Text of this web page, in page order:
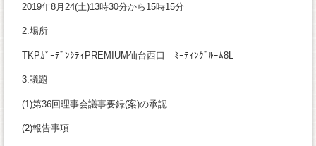
2019年8月24(土)13時30分から15時15分
2.場所
TKPｶﾞｰﾃﾞﾝｼﾃｨPREMIUM仙台西口 ﾐｰﾃｨﾝｸﾞﾙｰﾑ8L
3.議題
(1)第36回理事会議事要録(案)の承認
(2)報告事項